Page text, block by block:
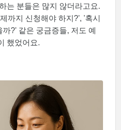
는 분들은 많지 않더라고요.
까지 신청해야 하지?', '혹시
?' 같은 궁금증들, 저도 예
했었어요.